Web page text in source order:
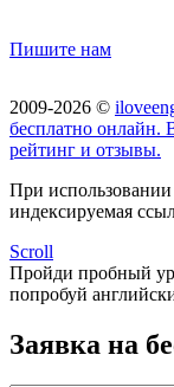
Пишите нам
2009-2026 ©
бесплатно онлайн.
рейтинг и отзывы.
При использовании
индексируемая
Scroll
Пройди пробный
попробуй
Заявка на